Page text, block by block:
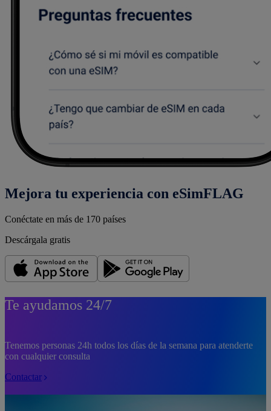
Mejora tu experiencia con eSimFLAG
Conéctate en más de 170 países
Descárgala gratis
Te ayudamos 24/7
Tenemos personas 24h todos los días de la semana para atenderte
con cualquier consulta
Contactar